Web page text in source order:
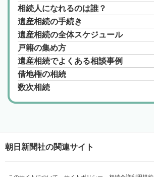
相続人になれるのは誰？
遺産相続の手続き
遺産相続の全体スケジュール
戸籍の集め方
遺産相続でよくある相談事例
借地権の相続
数次相続
朝日新聞社の関連サイト